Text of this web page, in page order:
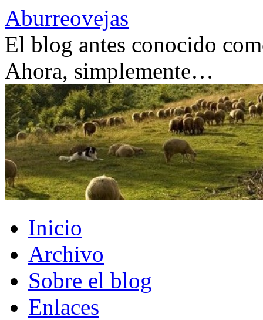
Saltar
al
contenido
Aburreovejas
El blog antes conocido
Ahora, simplemente…
Inicio
Archivo
Sobre el blog
Enlaces